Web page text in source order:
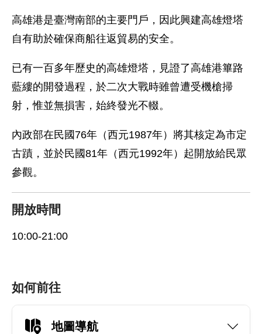
高雄港是臺灣南部的主要門戶，因此興建高雄燈塔
自有助於確保商船往返貿易的安全。
已有一百多年歷史的高雄燈塔，見證了高雄港篳路
藍縷的開發過程，於二次大戰時雖曾遭受機槍掃
射，惟並無損害，始終發光不輟。
內政部在民國76年（西元1987年）將其核定為市定
古蹟，並於民國81年（西元1992年）起開放給民眾
參觀。
開放時間
10:00-21:00
如何前往
地圖導航